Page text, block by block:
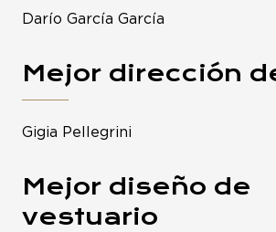
Darío García García
Mejor dirección
Gigia Pellegrini
Mejor diseño de
vestuario